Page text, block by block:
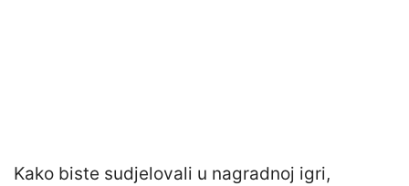
Kako biste sudjelovali u nagradnoj igri,